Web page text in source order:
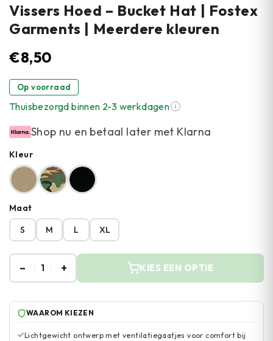
Vissers Hoed – Bucket Hat | Fostex
Garments | Meerdere kleuren
€8,50
Op voorraad
Thuisbezorgd binnen 2-3 werkdagen
Shop nu en betaal later met Klarna
Kleur
Maat
S
M L XL
– 1 + KIES EEN OPTIE
WAAROM KIEZEN
Lichtgewicht ontwerp met ventilatiegaatjes voor comfort bij